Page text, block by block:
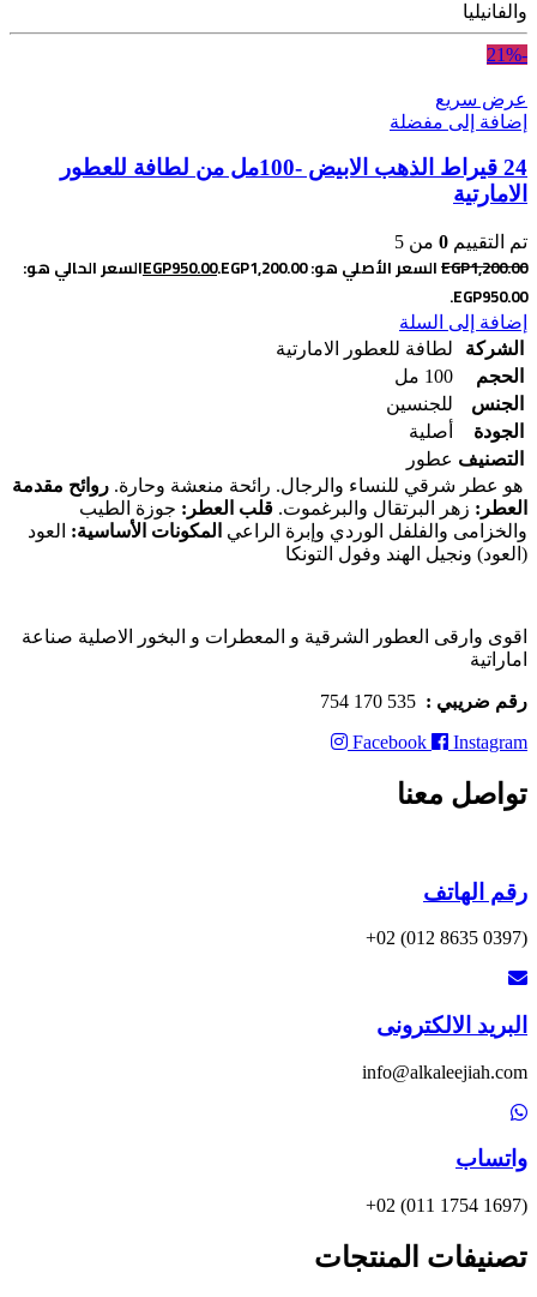
والفانيليا
-21%
عرض سريع
إضافة إلى مفضلة
24 قيراط الذهب الابيض -100مل من لطافة للعطور
الامارتية
تم التقييم 0 من 5
EGP1,200.00 السعر الأصلي هو: EGP1,200.00. EGP950.00
السعر الحالي هو:
EGP950.00.
إضافة إلى السلة
الشركة
لطافة للعطور الامارتية
الحجم
100 مل
الجنس
للجنسين
الجودة
أصلية
التصنيف عطور
هو عطر شرقي للنساء والرجال. رائحة منعشة وحارة. روائح مقدمة
العطر: زهر البرتقال والبرغموت. قلب العطر: جوزة الطيب
والخزامى والفلفل الوردي وإبرة الراعي المكونات الأساسية: العود
(العود) ونجيل الهند وفول التونكا
اقوى وارقى العطور الشرقية و المعطرات و البخور الاصلية صناعة
اماراتية
رقم ضريبي :
Facebook
Instagram
تواصل معنا
رقم الهاتف
(0397 8635 012) 02+
البريد الالكترونى
info@alkaleejiah.com
واتساب
(1697 1754 011) 02+
تصنيفات المنتجات